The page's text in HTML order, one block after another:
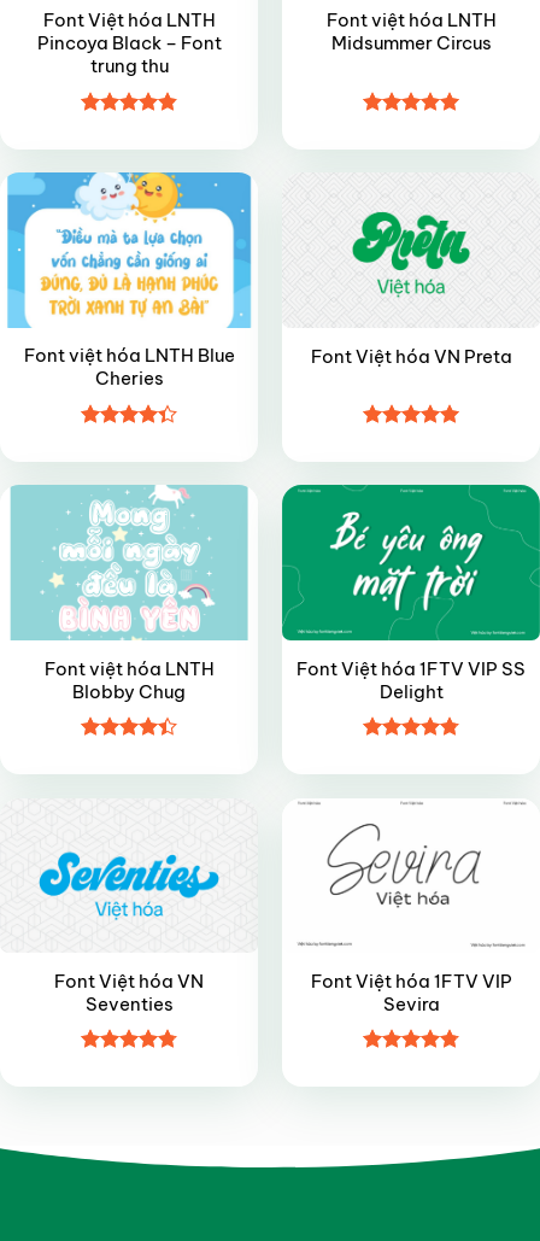
Font Việt hóa LNTH
Pincoya Black – Font
trung thu
hạng4.85
5 sao
Font việt hóa LNTH
Midsummer Circus
hạng4.95
Font việt hóa LNTH Blue
Cheries
hạng4.35
5 sao
Font Việt hóa VN Preta
hạng55
sao
Font việt hóa LNTH
Blobby Chug
hạng4.4
Font Việt hóa 1FTV VIP SS
Delight
hạng4.85
Font Việt hóa VN
Seventies
hạng4.85
Font Việt hóa 1FTV VIP
Sevira
hạng4.85